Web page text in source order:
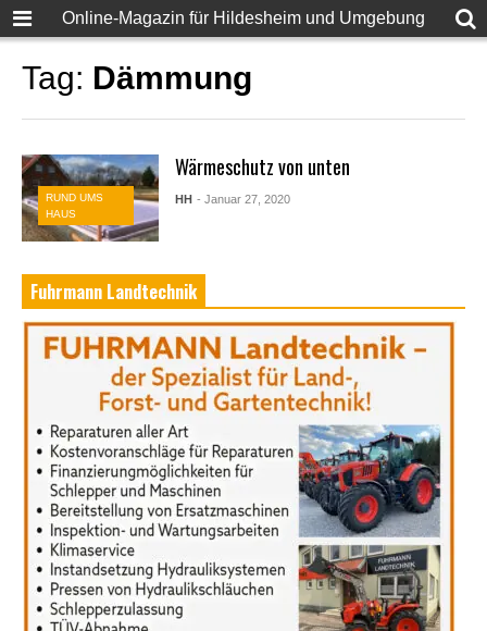
Online-Magazin für Hildesheim und Umgebung
Tag: Dämmung
RUND UMS
HAUS
Wärmeschutz von unten
HH - Januar 27, 2020
Fuhrmann Landtechnik